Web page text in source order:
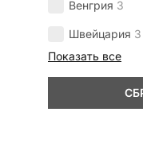
Венгрия 3
Швейцария 3
Показать все